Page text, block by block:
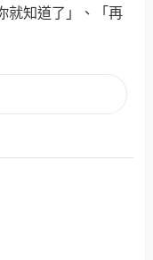
就知道了」、「再